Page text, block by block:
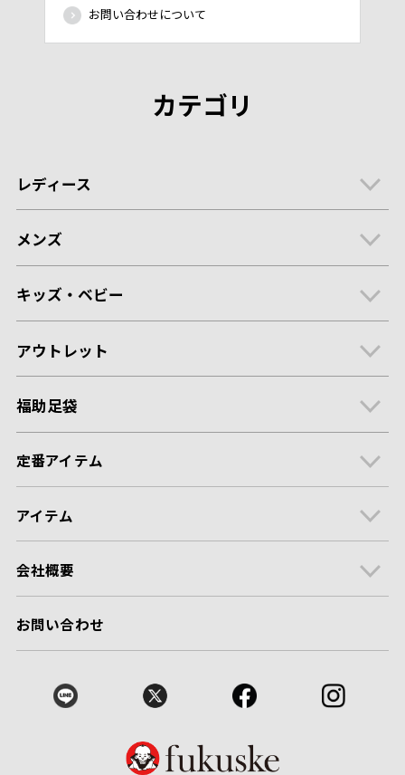
お問い合わせについて
カテゴリ
レディース
メンズ
キッズ・ベビー
アウトレット
福助足袋
定番アイテム
アイテム
会社概要
お問い合わせ